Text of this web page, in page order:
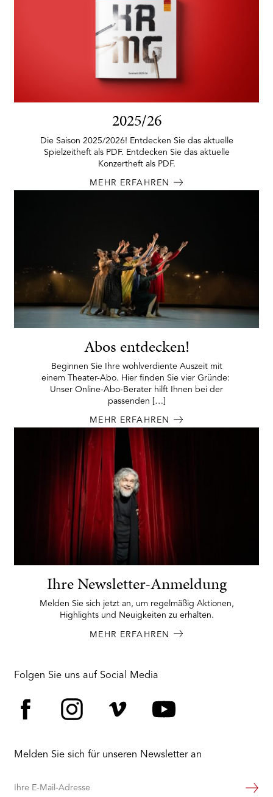
2025/26
Die Saison 2025/2026! Entdecken Sie das aktuelle
Spielzeitheft als PDF. Entdecken Sie das aktuelle
Konzertheft als PDF.
MEHR ERFAHREN
Abos entdecken!
Beginnen Sie Ihre wohlverdiente Auszeit mit
einem Theater-Abo. Hier finden Sie vier Gründe:
Unser Online-Abo-Berater hilft Ihnen bei der
passenden […]
MEHR ERFAHREN
Ihre Newsletter-Anmeldung
Melden Sie sich jetzt an, um regelmäßig Aktionen,
Highlights und Neuigkeiten zu erhalten.
MEHR ERFAHREN
Folgen Sie uns auf Social Media
Melden Sie sich für unseren Newsletter an
Ihre
Weiter